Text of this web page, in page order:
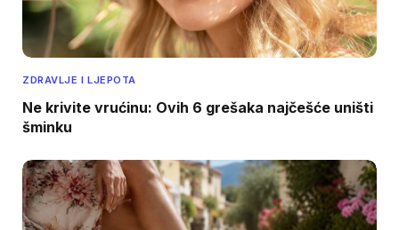
ZDRAVLJE I LJEPOTA
Ne krivite vrućinu: Ovih 6 grešaka najčešće uništi
šminku